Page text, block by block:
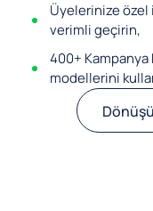
Üyelerinize
verimli geçirin,
400+
modellerini